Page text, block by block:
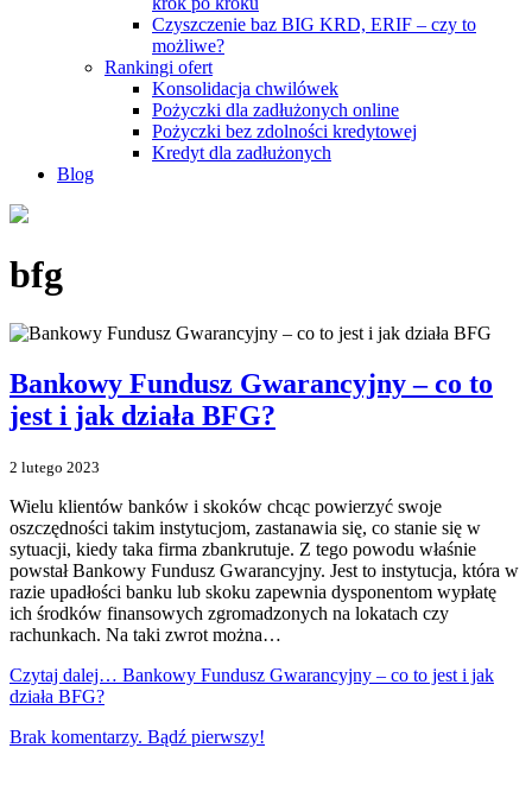
Czyszczenie baz BIG KRD, ERIF – czy to
możliwe?
Rankingi ofert
Konsolidacja chwilówek
Pożyczki dla zadłużonych online
Pożyczki bez zdolności kredytowej
Kredyt dla zadłużonych
Blog
bfg
Bankowy Fundusz Gwarancyjny – co to
jest i jak działa BFG?
2 lutego 2023
Wielu klientów banków i skoków chcąc powierzyć swoje
oszczędności takim instytucjom, zastanawia się, co stanie się w
sytuacji, kiedy taka firma zbankrutuje. Z tego powodu właśnie
powstał Bankowy Fundusz Gwarancyjny. Jest to instytucja, która w
razie upadłości banku lub skoku zapewnia dysponentom wypłatę
ich środków finansowych zgromadzonych na lokatach czy
rachunkach. Na taki zwrot można…
Czytaj dalej… Bankowy Fundusz Gwarancyjny – co to jest i jak
działa BFG?
Brak komentarzy. Bądź pierwszy!